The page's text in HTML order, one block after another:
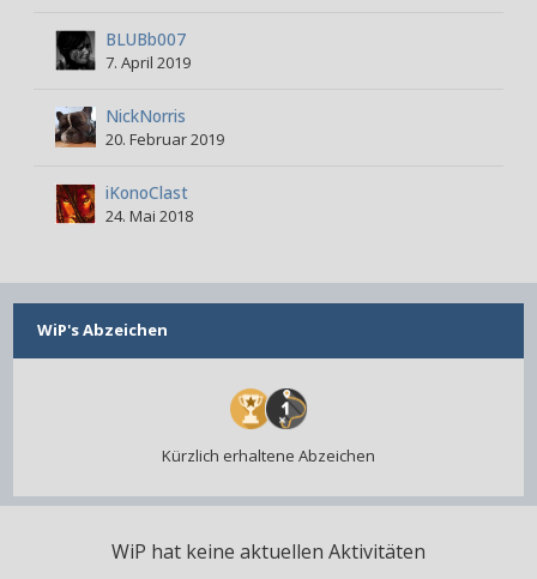
BLUBb007
7. April 2019
NickNorris
20. Februar 2019
iKonoClast
24. Mai 2018
WiP's Abzeichen
Kürzlich erhaltene Abzeichen
WiP hat keine aktuellen Aktivitäten